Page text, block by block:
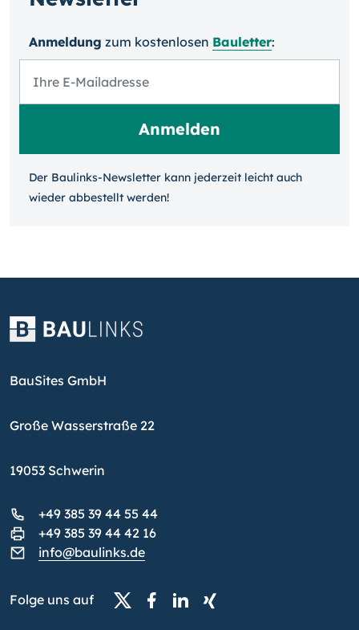
Anmeldung zum kosten­losen Bauletter:
Der Baulinks-Newsletter kann jeder­zeit leicht auch
wieder ab­bestellt werden!
BauSites GmbH
Große Wasserstraße 22
19053 Schwerin
+49 385 39 44 55 44
+49 385 39 44 42 16
info@baulinks.de
Folge uns auf